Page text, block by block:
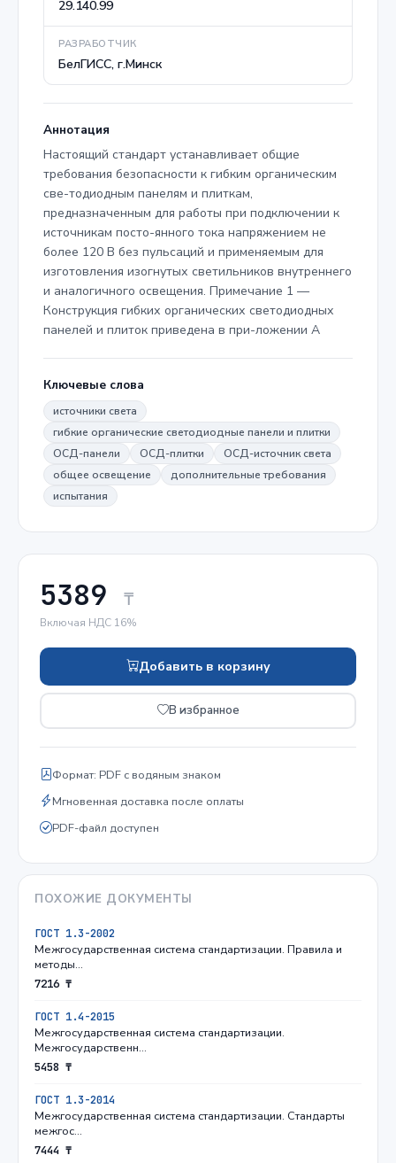
29.140.99
РАЗРАБОТЧИК
БелГИСС, г.Минск
Аннотация
Настоящий стандарт устанавливает общие
требования безопасности к гибким органическим
све-тодиодным панелям и плиткам,
предназначенным для работы при подключении к
источникам посто-янного тока напряжением не
более 120 В без пульсаций и применяемым для
изготовления изогнутых светильников внутреннего
и аналогичного освещения. Примечание 1 —
Конструкция гибких органических светодиодных
панелей и плиток приведена в при-ложении А
Ключевые слова
источники света
гибкие органические светодиодные панели и плитки
ОСД-панели
ОСД-плитки
ОСД-источник света
общее освещение
дополнительные требования
испытания
5389 ₸
Включая НДС 16%
Добавить в корзину
В избранное
Формат: PDF с водяным знаком
Мгновенная доставка после оплаты
PDF-файл доступен
ПОХОЖИЕ ДОКУМЕНТЫ
ГОСТ 1.3-2002
Межгосударственная система стандартизации. Правила и
методы…
7216 ₸
ГОСТ 1.4-2015
Межгосударственная система стандартизации.
Межгосударственн…
5458 ₸
ГОСТ 1.3-2014
Межгосударственная система стандартизации. Стандарты
межгос…
7444 ₸